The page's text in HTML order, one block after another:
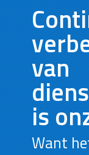
van
is
Want